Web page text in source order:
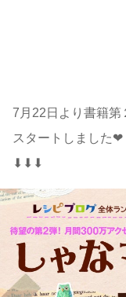
7月22日より書籍第
スタートしました❤
⬇⬇⬇